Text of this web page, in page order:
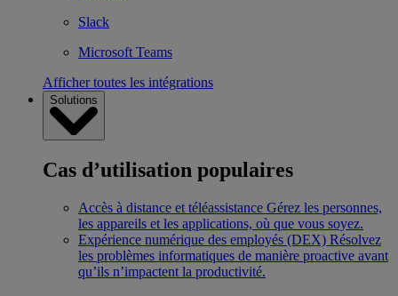
Slack
Microsoft Teams
Afficher toutes les intégrations
Solutions
Cas d’utilisation populaires
Accès à distance et téléassistance Gérez les personnes,
les appareils et les applications, où que vous soyez.
Expérience numérique des employés (DEX) Résolvez
les problèmes informatiques de manière proactive avant
qu’ils n’impactent la productivité.